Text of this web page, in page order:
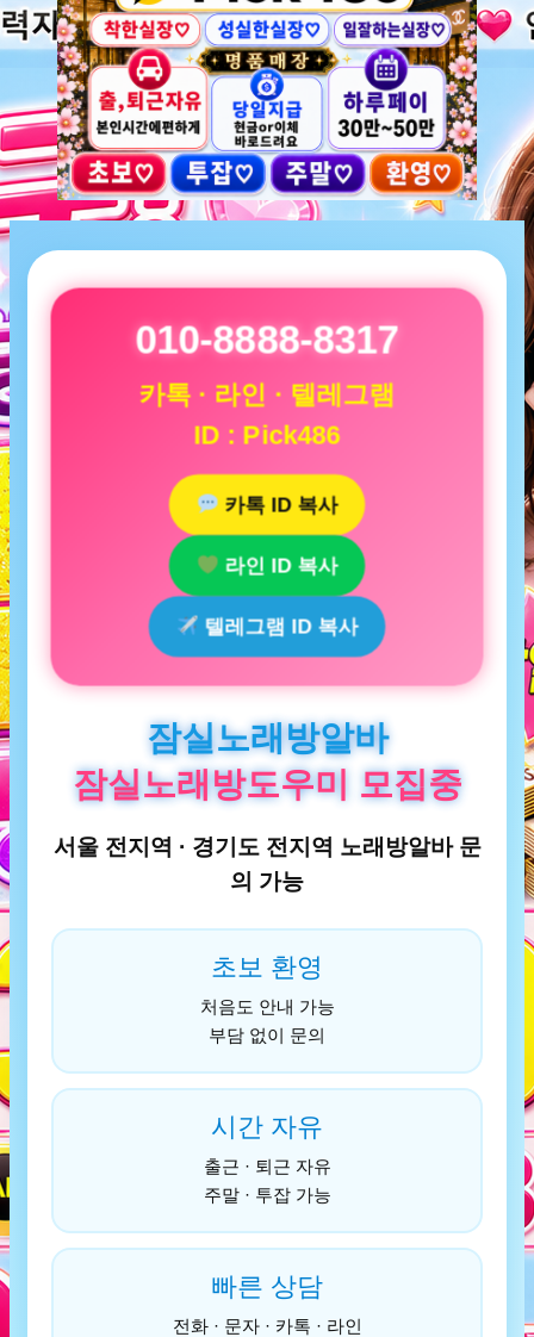
010-8888-8317
카톡 · 라인 · 텔레그램
ID : Pick486
카톡 ID 복사
라인 ID 복사
텔레그램 ID 복사
잠실노래방알바
잠실노래방도우미 모집중
서울 전지역 · 경기도 전지역 노래방알바 문
의 가능
초보 환영
처음도 안내 가능
부담 없이 문의
시간 자유
출근 · 퇴근 자유
주말 · 투잡 가능
빠른 상담
전화 · 문자 · 카톡 · 라인